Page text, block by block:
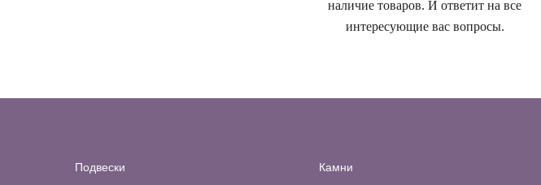
наличие товаров. И ответит на все
интересующие вас вопросы.
Подвески
Камни